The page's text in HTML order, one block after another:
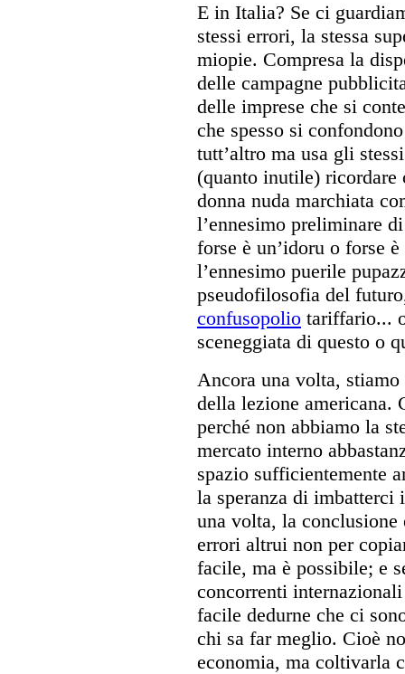
E in Italia? Se ci
stessi errori, la stessa
miopie. Compresa la
delle campagne
delle imprese che si
che spesso si
tutt’altro ma usa gli
(quanto inutile) ricordare
donna nuda marchiata
l’ennesimo preliminare
forse è un’idoru o forse
l’ennesimo puerile
pseudofilosofia del
confusopolio tariffario...
sceneggiata di questo o
Ancora una volta,
della lezione americana.
perché non abbiamo la
mercato interno
spazio sufficientemente
la speranza di imbatterci
una volta, la
errori altrui non per
facile, ma è possibile; e
concorrenti
facile dedurne che ci
chi sa far meglio. Cioè
economia, ma coltivarla